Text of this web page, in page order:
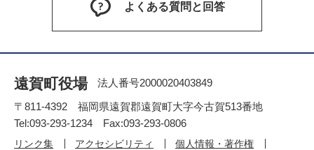
よくある質問と回答
遠賀町役場
法人番号2000020403849
〒811-4392 福岡県遠賀郡遠賀町大字今古賀513番地
Tel:093-293-1234 Fax:093-293-0806
リンク集 アクセシビリティ 個人情報・著作権